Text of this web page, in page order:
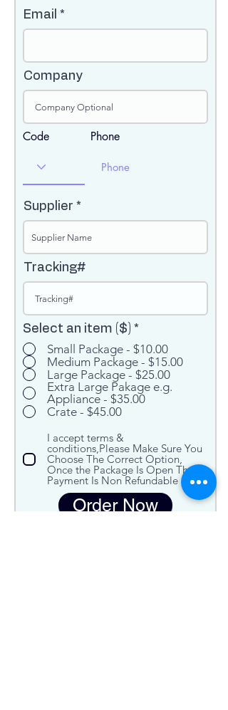
Email
Company
Code Phone
Supplier
Tracking#
Select an item ($) *
Small Package - $10.00
Medium Package - $15.00
Large Package - $25.00
Extra Large Pakage e.g.
Appliance - $35.00
Crate - $45.00
I accept terms &
conditions,Please Make Sure You
Choose The Correct Option,
Once the Package Is Open The
Payment Is Non Refundable
Order Now